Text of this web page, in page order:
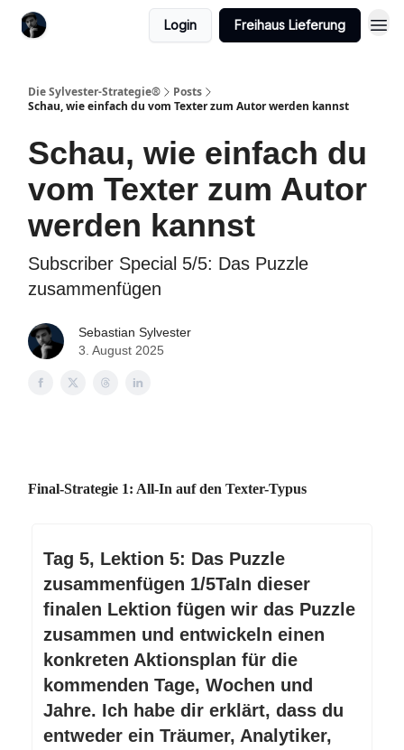
Login Freihaus Lieferung
Die Sylvester-Strategie®️
Posts
Schau, wie einfach du vom Texter zum Autor werden kannst
Schau, wie einfach du
vom Texter zum Autor
werden kannst
Subscriber Special 5/5: Das Puzzle
zusammenfügen
Sebastian Sylvester
3. August 2025
Final-Strategie 1: All-In auf den Texter-Typus
Tag 5, Lektion 5: Das Puzzle
zusammenfügen 1/5TaIn dieser
finalen Lektion fügen wir das Puzzle
zusammen und entwickeln einen
konkreten Aktionsplan für die
kommenden Tage, Wochen und
Jahre. Ich habe dir erklärt, dass du
entweder ein Träumer, Analytiker,